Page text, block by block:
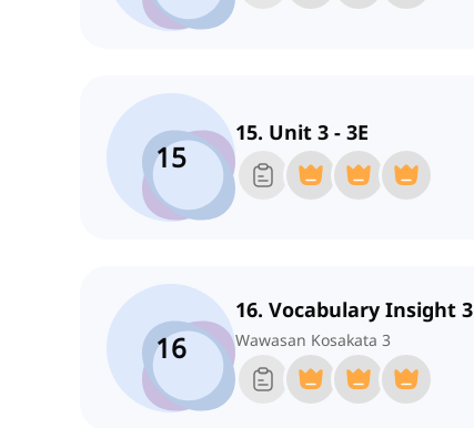
15
15. Unit 3 - 3E
16
16. Vocabulary Insight 3
Wawasan Kosakata 3